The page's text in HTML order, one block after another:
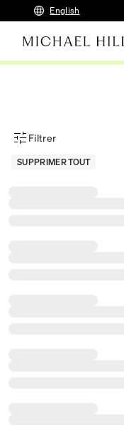
English
Menu des filtres d'articles
Filtrer
SUPPRIMER TOUT